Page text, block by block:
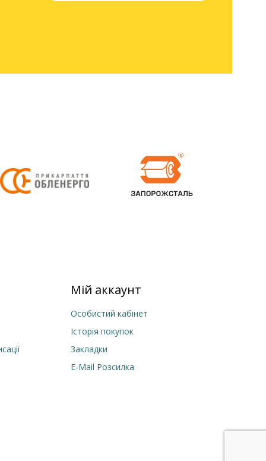
Мій аккаунт
Особистий кабінет
Історія покупок
Закладки
E-Mail Розсилка